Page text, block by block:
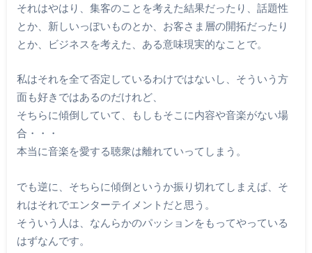
それはやはり、集客のことを考えた結果だったり、話題性
とか、新しいっぽいものとか、お客さま層の開拓だったり
とか、ビジネスを考えた、ある意味現実的なことで。
私はそれを全て否定しているわけではないし、そういう方
面も好きではあるのだけれど、
そちらに傾倒していて、もしもそこに内容や音楽がない場
合・・・
本当に音楽を愛する聴衆は離れていってしまう。
でも逆に、そちらに傾倒というか振り切れてしまえば、そ
れはそれでエンターテイメントだと思う。
そういう人は、なんらかのパッションをもってやっている
はずなんです。